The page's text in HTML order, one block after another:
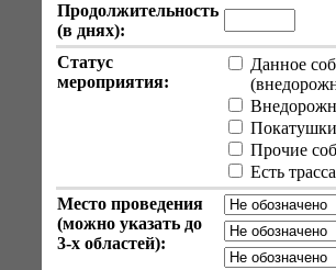
Продолжительность
(в днях):
Статус
мероприятия:
Данное
Покатушки
Прочие
Есть
Место проведения
(можно указать до
3-х областей):